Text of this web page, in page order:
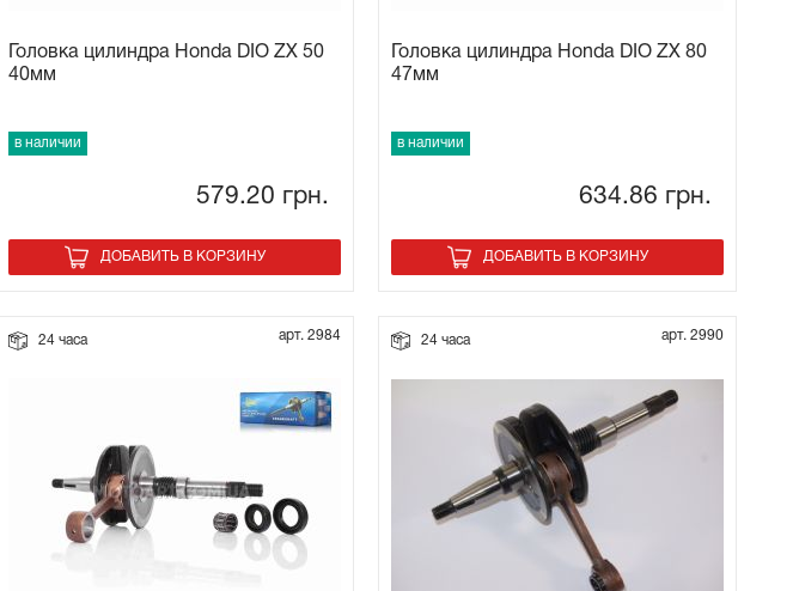
Головка цилиндра Honda DIO ZX 50
40мм
в наличии
579.20 грн.
ДОБАВИТЬ В КОРЗИНУ
Головка цилиндра Honda DIO ZX 80
47мм
в наличии
634.86 грн.
ДОБАВИТЬ В КОРЗИНУ
24 часа арт. 2984 24 часа арт. 2990